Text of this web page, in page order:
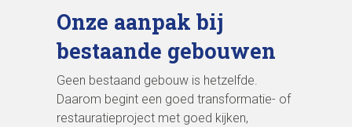
Onze aanpak bij
bestaande gebouwen
Geen bestaand gebouw is hetzelfde.
Daarom begint een goed transformatie- of
restauratieproject met goed kijken,